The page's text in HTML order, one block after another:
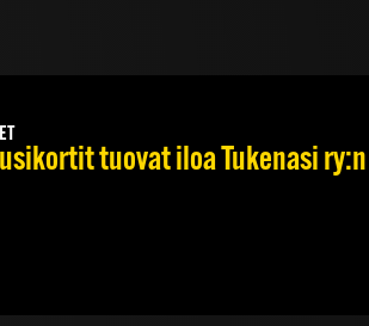
tuovat iloa Tukenasi